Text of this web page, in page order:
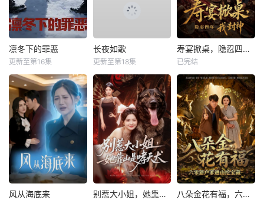
凛冬下的罪恶
更新至第16集
长夜如歌
更新至第18集
寿宴掀桌，隐忍四年我封神
已完结
风从海底来 别惹大小姐，她靠山是哮天犬 八朵金花有福，六零猎户爹进山挖宝藏